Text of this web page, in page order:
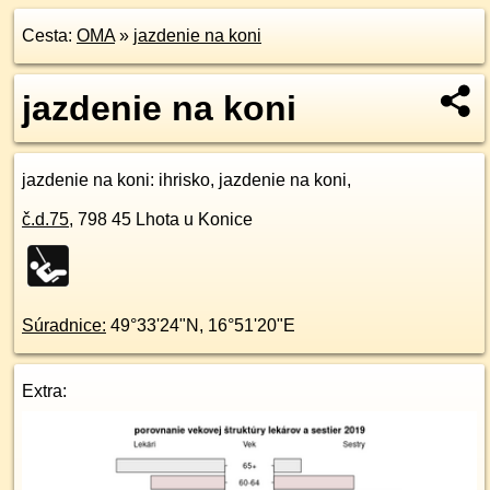
Cesta: OMA» jazdenie na koni
jazdenie na koni
jazdenie na koni: ihrisko, jazdenie na koni,
č.d.75, 798 45 Lhota u Konice
Súradnice: 49°33'24"N , 16°51'20"E
Extra: